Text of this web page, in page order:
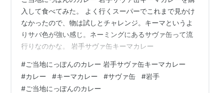
入して食べてみた。 よく行くスーパーでこれまで見かけ
なかったので、物は試しとチャレンジ。キーマというよ
りサバ色が強い感じ。ネーミングにあるサヴァ缶って流
行りなのかな。 岩手サヴァ缶キーマカレー
#ご当地にっぽんのカレー 岩手サヴァ缶キーマカレー
#カレー #キーマカレー #サヴァ缶 #岩手
#ご当地にっぽんのカレー